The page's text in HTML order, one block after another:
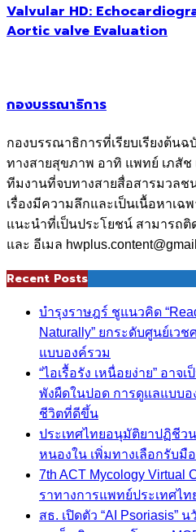
Valvular HD:
Aortic valve Evaluation
กองบรรณาธิการ
กองบรรณาธิการที่เรียบเรียงต้น
ทางสายสุขภาพ อาทิ แพทย์ เภสัช
ทีมงานที่จบทางสายสื่อสารมวลช
เรื่องมีความลึกและเป็นเนื้อหาเ
แนะนำที่เป็นประโยชน์ สามารถติ
และ อีเมล
Recent Posts
บำรุงราษฎร์ ชูแนวคิด
Naturally” ยกระดับศูนย์เว
แบบองค์รวม
“ไอเรื้อรัง เหนื่อยง่าย” อา
พังผืดในปอด การดูแลแบบ
ชีวิตที่ดีขึ้น
ประเทศไทยอนุมัติยาปฏิชีว
หนองใน เพิ่มทางเลือกรับมื
7th ACT Mycology Virtual
ราทางการแพทย์ประเทศไท
สธ. เปิดตัว “AI Psoriasis”